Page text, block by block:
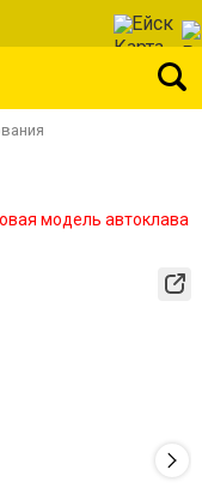
Ейск
модель автоклава